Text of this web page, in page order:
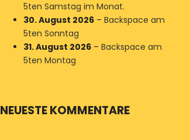
5ten Samstag im Monat.
30. August 2026– Backspace am
5ten Sonntag
31. August 2026– Backspace am
5ten Montag
NEUESTE KOMMENTARE